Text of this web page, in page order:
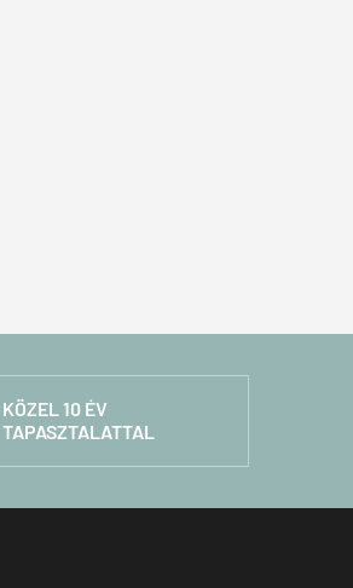
KÖZEL 10 ÉV
TAPASZTALATTAL